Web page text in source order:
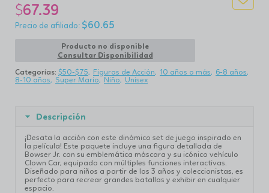
$67.39
$60.65
Producto no disponible
Consultar Disponibilidad
Categorías: $50-$75 Figuras de Acción 10 años o más
6-8 años
8-10 años
Super Mario Niño Unisex
Descripción
¡Desata la acción con este dinámico set de juego inspirado en
la película! Este paquete incluye una figura detallada de
Bowser Jr. con su emblemática máscara y su icónico vehículo
Clown Car, equipado con múltiples funciones interactivas.
Diseñado para niños a partir de los 3 años y coleccionistas, es
perfecto para recrear grandes batallas y exhibir en cualquier
espacio.